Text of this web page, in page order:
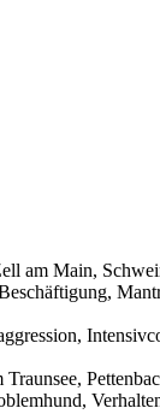
am Main,